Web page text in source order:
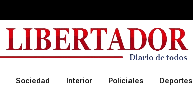
Sociedad Interior Policiales Deportes